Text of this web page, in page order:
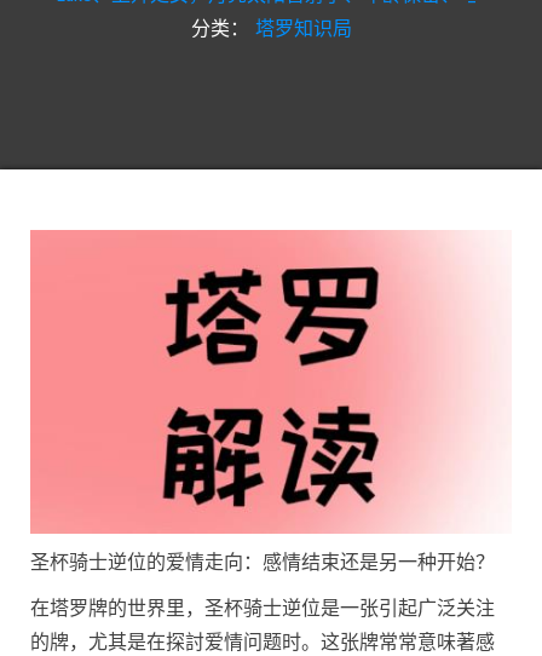
分类：
塔罗知识局
圣杯骑士逆位的爱情走向：感情结束还是另一种开始？
在塔罗牌的世界里，圣杯骑士逆位是一张引起广泛关注
的牌，尤其是在探討爱情问题时。这张牌常常意味著感